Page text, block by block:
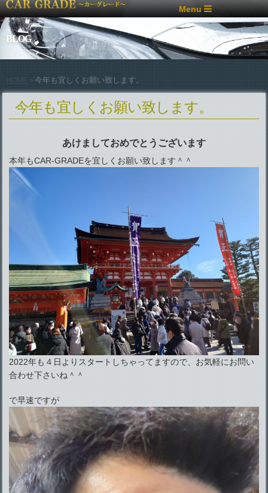
Menu
BLOG
>今年も宜しくお願い致します。
今年も宜しくお願い致します。
あけましておめでとうございます
本年もCAR-GRADEを宜しくお願い致します＾＾
2022年も４日よりスタートしちゃってますので、お気軽にお問い
合わせ下さいね＾＾
で早速ですが